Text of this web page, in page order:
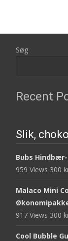
Søg
Recent
Slik,
Bubs
959 Views 300
Malaco Mini
917 Views 300
Cool Bubble